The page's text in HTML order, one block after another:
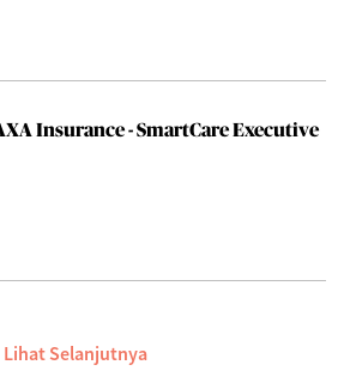
Insurance - SmartCare Executive
Lihat Selanjutnya